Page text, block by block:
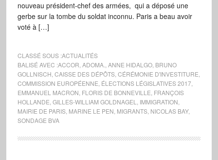
nouveau président-chef des armées, qui a déposé une
gerbe sur la tombe du soldat inconnu. Paris a beau avoir
voté à […]
CLASSÉ SOUS :ACTUALITÉS
BALISÉ AVEC :ACCOR ADOMA. ANNE HIDALGO, BRUNO
GOLLNISCH CAISSE DES DÉPÔTS, CÉRÉMONIE D'INVESTITURE
COMMISSION EUROPÉENNE ÉLECTIONS LÉGISLATIVES 2017,
EMMANUEL MACRON FLORIS DE BONNEVILLE FRANÇOIS
HOLLANDE GILLES-WILLIAM GOLDNAGEL IMMIGRATION
MAIRIE DE PARIS, MARINE LE PEN MIGRANTS, NICOLAS BAY,
SONDAGE BVA